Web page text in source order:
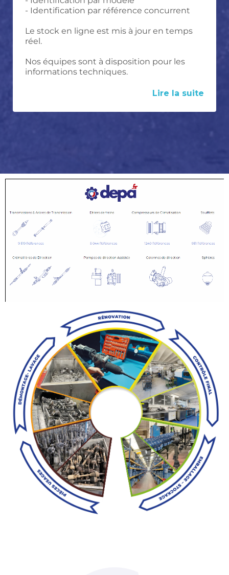
- Identification par référence concurrent
Le stock en ligne est mis à jour en temps
réel.
Nos équipes sont à disposition pour les
informations techniques.
Lire la suite